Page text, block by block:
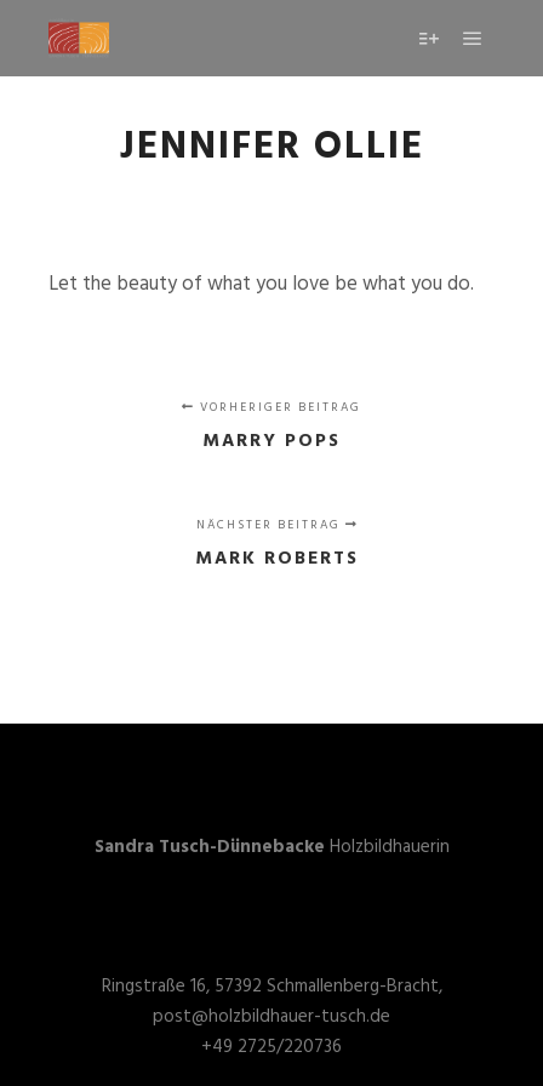
JENNIFER OLLIE
Let the beauty of what you love be what you do.
VORHERIGER BEITRAG
MARRY POPS
NÄCHSTER BEITRAG
MARK ROBERTS
Sandra Tusch-Dünnebacke Holzbildhauerin
Ringstraße 16, 57392 Schmallenberg-Bracht,
post@holzbildhauer-tusch.de
+49 2725/220736